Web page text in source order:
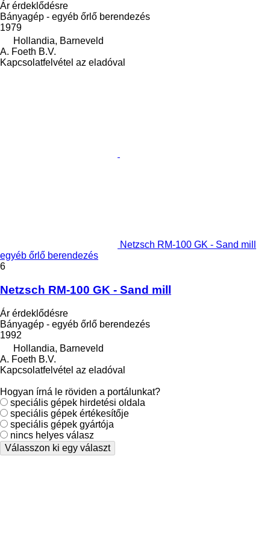
Ár érdeklődésre
Bányagép - egyéb őrlő berendezés
1979
Hollandia, Barneveld
A. Foeth B.V.
Kapcsolatfelvétel az eladóval
Netzsch RM-100 GK - Sand mill
egyéb őrlő berendezés
6
Netzsch RM-100 GK - Sand mill
Ár érdeklődésre
Bányagép - egyéb őrlő berendezés
1992
Hollandia, Barneveld
A. Foeth B.V.
Kapcsolatfelvétel az eladóval
Hogyan írná le röviden a portálunkat?
speciális gépek hirdetési oldala
speciális gépek értékesítője
speciális gépek gyártója
nincs helyes válasz
Válasszon ki egy választ